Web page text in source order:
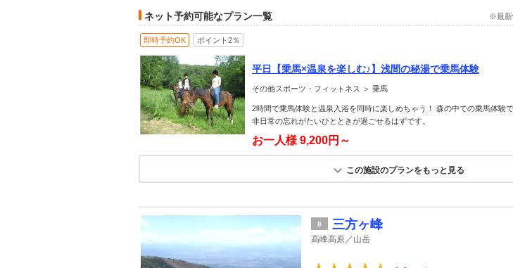
ネット予約可能なプラン一覧 ※最新
即時予約OK ポイント2％
平日【乗馬×温泉を楽しむ♪】浅間の秘湯で乗馬体験
その他スポーツ・フィットネス ＞ 乗馬
2時間で乗馬体験と温泉入浴を同時に楽しめちゃう！ 森の中での乗馬体験
非日常の忘れがたいひとときが過ごせるはずです。
お一人様 9,200円～
この施設のプランをもっと見る
8 三方ヶ峰
高峰高原／山岳